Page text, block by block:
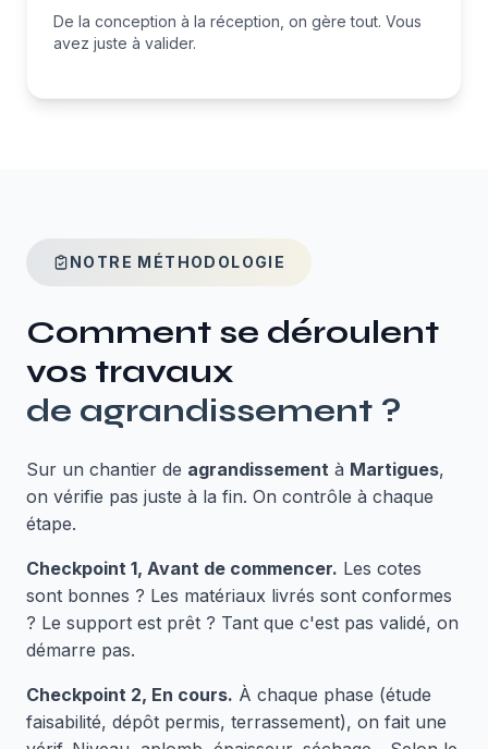
De la conception à la réception, on gère tout. Vous
avez juste à valider.
NOTRE MÉTHODOLOGIE
Comment se déroulent
vos travaux
de agrandissement ?
Sur un chantier de agrandissement à Martigues,
on vérifie pas juste à la fin. On contrôle à chaque
étape.
Checkpoint 1, Avant de commencer. Les cotes
sont bonnes ? Les matériaux livrés sont conformes
? Le support est prêt ? Tant que c'est pas validé, on
démarre pas.
Checkpoint 2, En cours. À chaque phase (étude
faisabilité, dépôt permis, terrassement), on fait une